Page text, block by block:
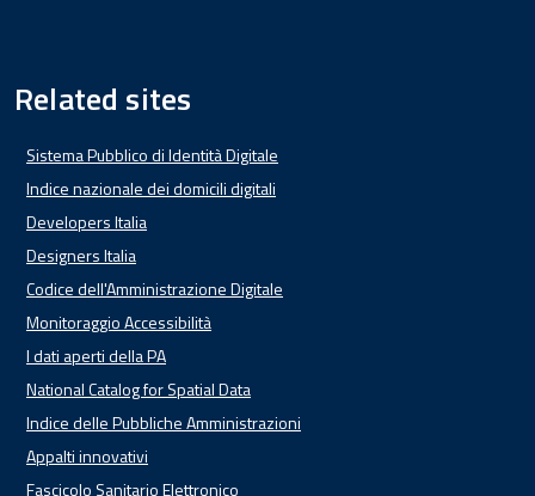
Related sites
Sistema Pubblico di Identità Digitale
Indice nazionale dei domicili digitali
Developers Italia
Designers Italia
Codice dell'Amministrazione Digitale
Monitoraggio Accessibilità
I dati aperti della PA
National Catalog for Spatial Data
Indice delle Pubbliche Amministrazioni
Appalti innovativi
Fascicolo Sanitario Elettronico